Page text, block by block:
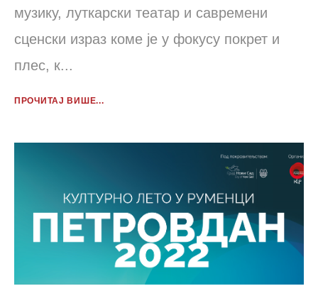
музику, луткарски театар и савремени
сценски израз коме је у фокусу покрет и
плес, к...
ПРОЧИТАЈ ВИШЕ...